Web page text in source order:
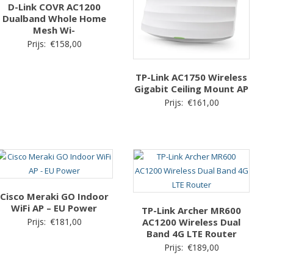
D-Link COVR AC1200
Dualband Whole Home
Mesh Wi-
Prijs: €158,00
TP-Link AC1750 Wireless
Gigabit Ceiling Mount AP
Prijs: €161,00
Cisco Meraki GO Indoor
WiFi AP – EU Power
Prijs: €181,00
TP-Link Archer MR600
AC1200 Wireless Dual
Band 4G LTE Router
Prijs: €189,00